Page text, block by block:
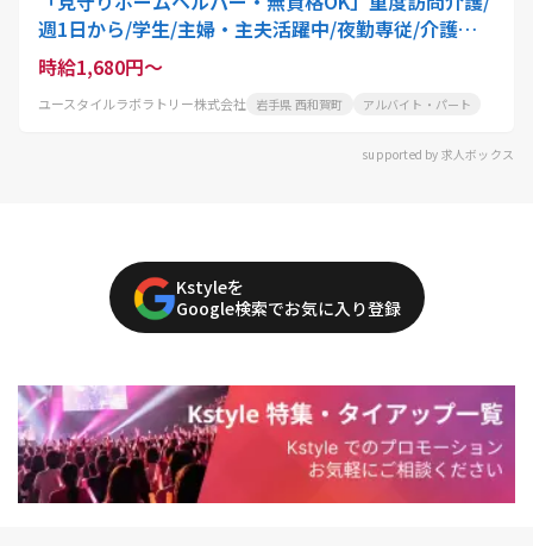
週1日から/学生/主婦・主夫活躍中/夜勤専従/介護職
員
時給1,680円～
ユースタイルラボラトリー株式会社 岩手県 西和賀町 アルバイト・パート
supported by 求人ボックス
Kstyleを
Google検索でお気に入り登録